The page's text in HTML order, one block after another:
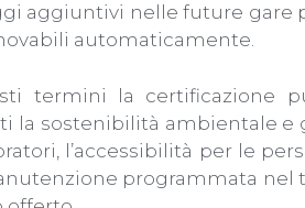
aggiuntivi nelle future gare
automaticamente.
termini la certificazione
la sostenibilità ambientale e
l’accessibilità per le
programmata nel